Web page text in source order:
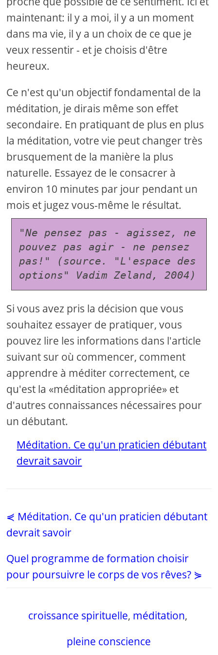
maintenant: il y a moi, il y a un moment
dans ma vie, il y a un choix de ce que je
veux ressentir - et je choisis d'être
heureux.
Ce n'est qu'un objectif fondamental de la
méditation, je dirais même son effet
secondaire. En pratiquant de plus en plus
la méditation, votre vie peut changer très
brusquement de la manière la plus
naturelle. Essayez de le consacrer à
environ 10 minutes par jour pendant un
mois et jugez vous-même le résultat.
"Ne pensez pas - agissez, ne
pouvez pas agir - ne pensez
pas!" (source. "L'espace des
options" Vadim Zeland, 2004)
Si vous avez pris la décision que vous
souhaitez essayer de pratiquer, vous
pouvez lire les informations dans l'article
suivant sur où commencer, comment
apprendre à méditer correctement, ce
qu'est la «méditation appropriée» et
d'autres connaissances nécessaires pour
un débutant.
Méditation. Ce qu'un praticien débutant
devrait savoir
⋞ Méditation. Ce qu'un praticien débutant
devrait savoir
Quel programme de formation choisir
pour poursuivre le corps de vos rêves? ⋟
croissance spirituelle, méditation,
pleine conscience